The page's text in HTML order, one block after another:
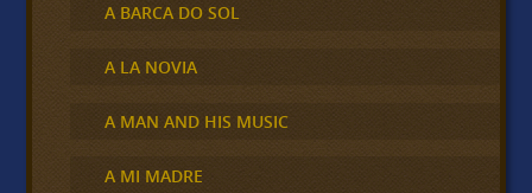
A BARCA DO SOL
A LA NOVIA
A MAN AND HIS MUSIC
A MI MADRE